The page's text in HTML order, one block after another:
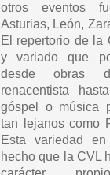
otros eventos
Asturias, León,
El repertorio de la
y variado que
desde obras
renacentista
góspel o música
tan lejanos como
Esta variedad
hecho que la CVL